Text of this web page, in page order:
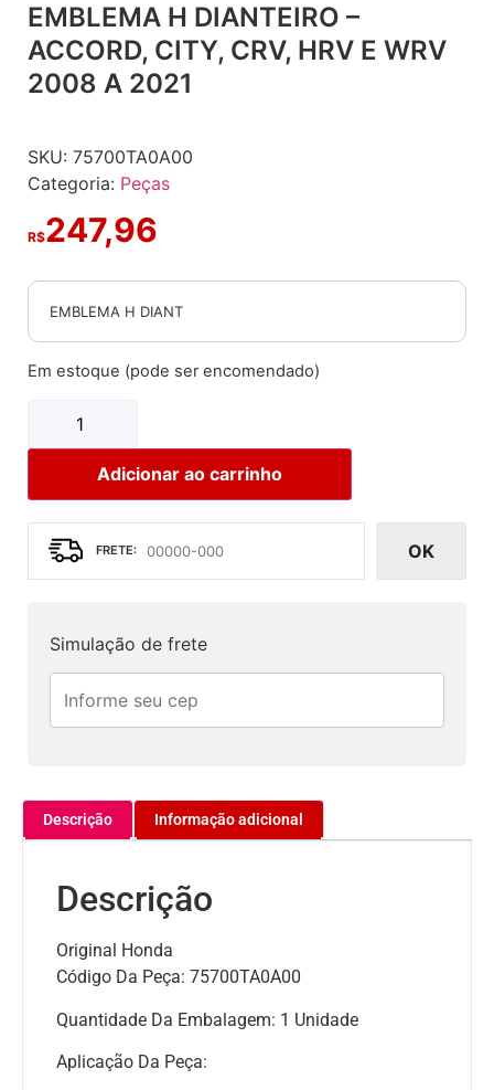
EMBLEMA H DIANTEIRO –
ACCORD, CITY, CRV, HRV E WRV
2008 A 2021
SKU: 75700TA0A00
Categoria: Peças
R$247,96
EMBLEMA H DIANT
Em estoque (pode ser encomendado)
Adicionar ao carrinho
OK
Simulação de frete
Descrição Informação adicional
Descrição
Original Honda
Código Da Peça: 75700TA0A00
Quantidade Da Embalagem: 1 Unidade
Aplicação Da Peça: